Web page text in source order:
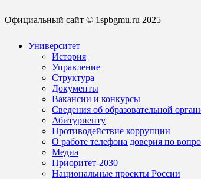
Официальный сайт © 1spbgmu.ru 2025
Университет
История
Управление
Структура
Документы
Вакансии и конкурсы
Сведения об образовательной
Абитуриенту
Противодействие коррупции
О работе телефона доверия по
Медиа
Приоритет-2030
Национальные проекты России